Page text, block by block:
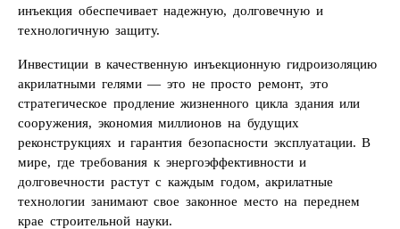
инъекция обеспечивает надежную, долговечную и
технологичную защиту.
Инвестиции в качественную инъекционную гидроизоляцию
акрилатными гелями — это не просто ремонт, это
стратегическое продление жизненного цикла здания или
сооружения, экономия миллионов на будущих
реконструкциях и гарантия безопасности эксплуатации. В
мире, где требования к энергоэффективности и
долговечности растут с каждым годом, акрилатные
технологии занимают свое законное место на переднем
крае строительной науки.